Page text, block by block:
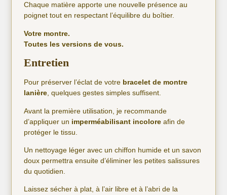
Chaque matière apporte une nouvelle présence au
poignet tout en respectant l’équilibre du boîtier.
Votre montre.
Toutes les versions de vous.
Entretien
Pour préserver l’éclat de votre bracelet de montre
lanière , quelques gestes simples suffisent.
Avant la première utilisation, je recommande
d’appliquer un imperméabilisant incolore afin de
protéger le tissu.
Un nettoyage léger avec un chiffon humide et un savon
doux permettra ensuite d’éliminer les petites salissures
du quotidien.
Laissez sécher à plat, à l’air libre et à l’abri de la